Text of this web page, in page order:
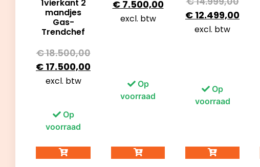
1vierkant 2
mandjes
Gas-
Trendchef
€18.500,00
€ 17.500,00
excl. btw
Op
voorraad
€7.500,00
excl. btw
Op
voorraad
€ 12.499,00
excl. btw
Op
voorraad